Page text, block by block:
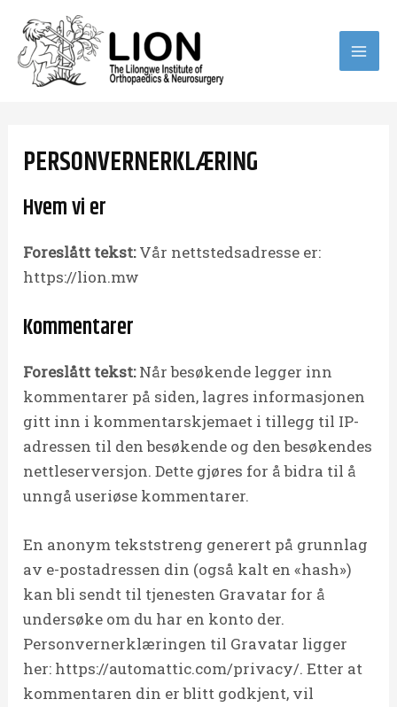
content
PERSONVERNERKLÆRING
Hvem vi er
Foreslått tekst:Vår nettstedsadresse er:
https://lion.mw
Kommentarer
Foreslått tekst:Når besøkende legger inn
kommentarer på siden, lagres informasjonen
gitt inn i kommentarskjemaet i tillegg til IP-
adressen til den besøkende og den besøkendes
nettleserversjon. Dette gjøres for å bidra til å
unngå useriøse kommentarer.
En anonym tekststreng generert på grunnlag
av e-postadressen din (også kalt en «hash»)
kan bli sendt til tjenesten Gravatar for å
undersøke om du har en konto der.
Personvernerklæringen til Gravatar ligger
her: https://automattic.com/privacy/. Etter at
kommentaren din er blitt godkjent, vil